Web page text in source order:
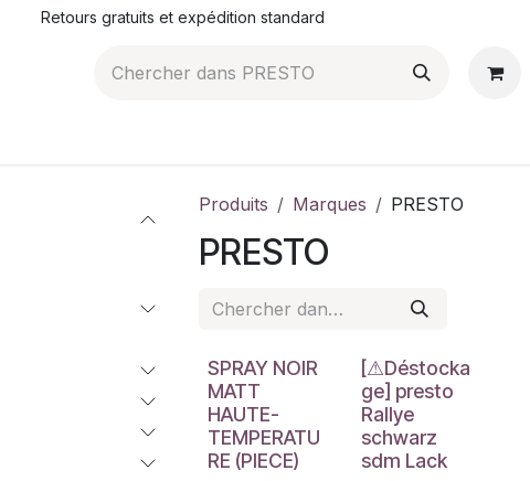
Retours gratuits et expédition standard
Produits Marques PRESTO
PRESTO
SPRAY NOIR
MATT
HAUTE-
TEMPERATU
RE (PIECE)
Déstockage
[⚠Déstocka
ge] presto
Rallye
schwarz
sdm Lack